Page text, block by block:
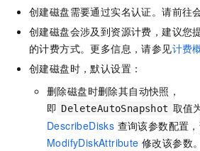
创建磁盘需要通过实名认证。请前往
创建磁盘会涉及到资源计费，建议您
的计费方式。更多信息，请参见计费
创建磁盘时，默认设置：
删除磁盘时删除其自动快照，
即 DeleteAutoSnapshot 取值
DescribeDisks 查询该参数配置
ModifyDiskAttribute 修改该参数。